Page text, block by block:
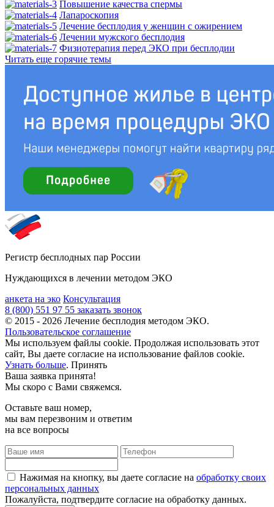
Повышение качества спермы
Лапароскопия
Лечение бесплодия у женщин с ожирением
Лечении мужского бесплодия
Физиотерапия перед ЭКО при бесплодии
Читать еще горячие темы
Регистр бесплодных пар России
Нуждающихся в лечении методом ЭКО
анкета на эко Консультация
8 (800) 551 97 55 заказать звонок
© 2015 - 2026 Лечение бесплодия методом ЭКО.
Пользовательское соглашение
Мы используем файлы cookie. Продолжая использовать этот
сайт, Вы даете согласие на использование файлов cookie.
Узнать больше. Принять
Ваша заявка принята!
Мы скоро с Вами свяжемся.
Оставьте ваш номер,
мы вам перезвоним и ответим
на все вопросы
Нажимая на кнопку, вы даете согласие на обработку своих
персональных данных
Пожалуйста, подтвердите согласие на обработку данных.